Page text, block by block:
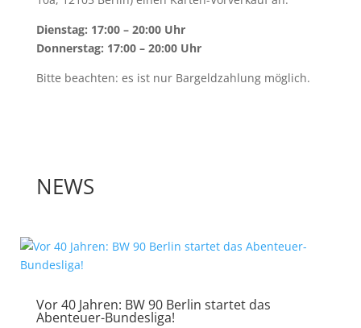
Dienstag: 17:00 – 20:00 Uhr
Donnerstag: 17:00 – 20:00 Uhr
Bitte beachten: es ist nur Bargeldzahlung möglich.
NEWS
Vor 40 Jahren: BW 90 Berlin startet das
Abenteuer-Bundesliga!